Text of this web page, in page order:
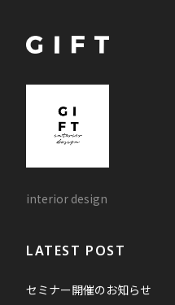
interior design
LATEST POST
セミナー開催のお知らせ